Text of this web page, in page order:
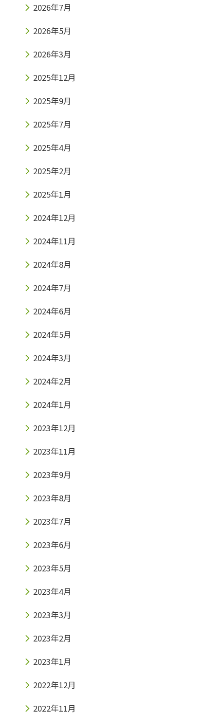
2026年7月
2026年5月
2026年3月
2025年12月
2025年9月
2025年7月
2025年4月
2025年2月
2025年1月
2024年12月
2024年11月
2024年8月
2024年7月
2024年6月
2024年5月
2024年3月
2024年2月
2024年1月
2023年12月
2023年11月
2023年9月
2023年8月
2023年7月
2023年6月
2023年5月
2023年4月
2023年3月
2023年2月
2023年1月
2022年12月
2022年11月